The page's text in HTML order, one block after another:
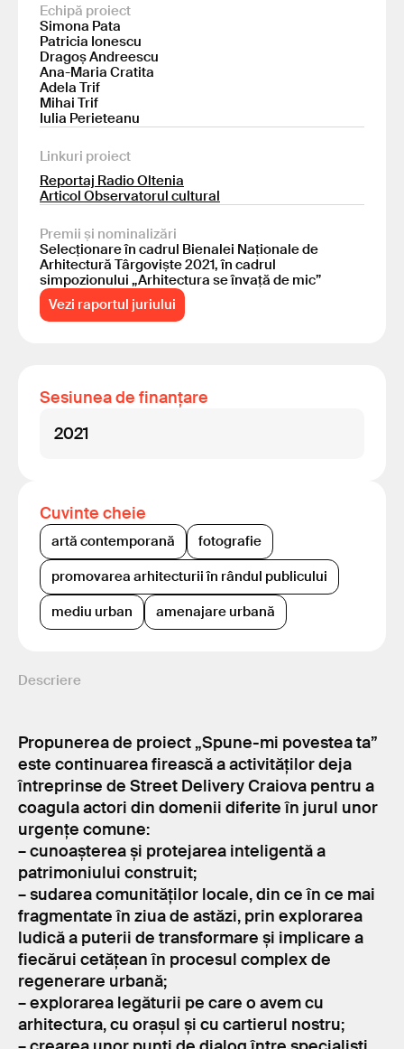
Echipă proiect
Simona Pata
Patricia Ionescu
Dragoș Andreescu
Ana-Maria Cratita
Adela Trif
Mihai Trif
Iulia Perieteanu
Linkuri proiect
Reportaj Radio Oltenia
Articol Observatorul cultural
Premii și nominalizări
Selecționare în cadrul Bienalei Naționale de
Arhitectură Târgoviște 2021, în cadrul
simpozionului „Arhitectura se învață de mic”
Vezi raportul juriului
Sesiunea de finanțare
2021
Cuvinte cheie
artă contemporană
fotografie
promovarea arhitecturii în rândul publicului
mediu urban
amenajare urbană
Descriere
Propunerea de proiect „Spune-mi povestea ta”
este continuarea firească a activităților deja
întreprinse de Street Delivery Craiova pentru a
coagula actori din domenii diferite în jurul unor
urgențe comune:
– cunoașterea și protejarea inteligentă a
patrimoniului construit;
– sudarea comunităților locale, din ce în ce mai
fragmentate în ziua de astăzi, prin explorarea
ludică a puterii de transformare și implicare a
fiecărui cetățean în procesul complex de
regenerare urbană;
– explorarea legăturii pe care o avem cu
arhitectura, cu orașul și cu cartierul nostru;